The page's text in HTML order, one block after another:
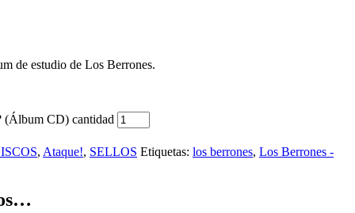
de estudio de Los Berrones.
(Álbum CD) cantidad
, Ataque!, SELLOS Etiquetas: los berrones, Los Berrones -